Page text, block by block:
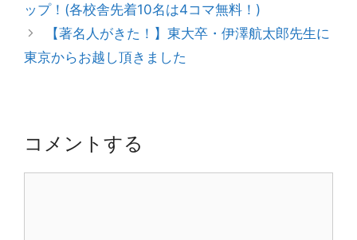
リ
ー
ビ
ゲ
ン
ップ！(各校舎先着10名は4コマ無料！)
【著名人がきた！】東大卒・伊澤航太郎先生に
東京からお越し頂きました
コメントする